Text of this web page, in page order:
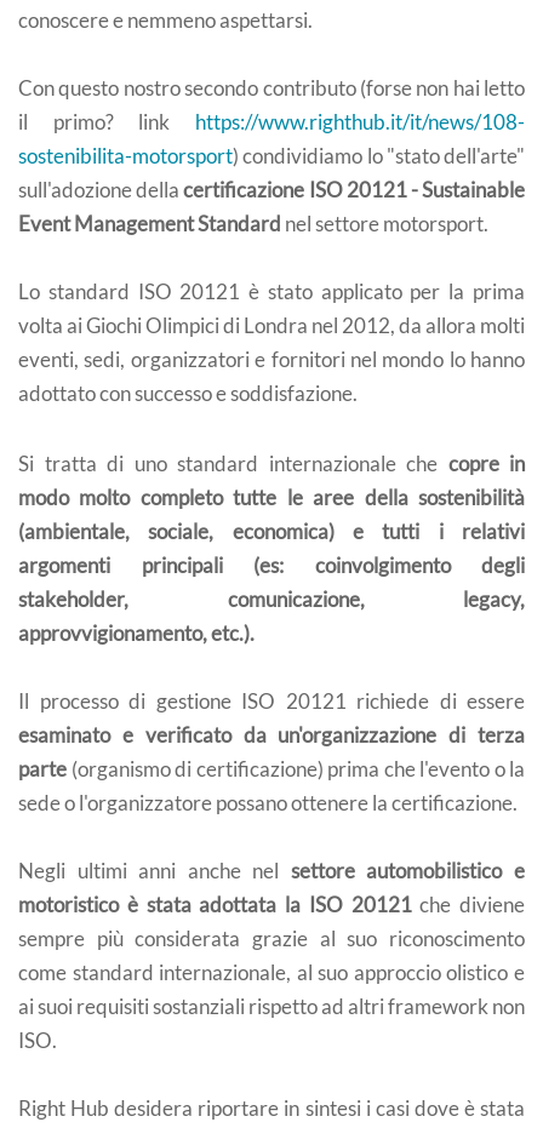
conoscere e nemmeno aspettarsi.
Con questo nostro secondo contributo (forse non hai letto
il primo? link https://www.righthub.it/it/news/108-
sostenibilita-motorsport) condividiamo lo "stato dell'arte"
sull'adozione dellacertificazione ISO 20121 - Sustainable
Event Management Standard nel settore motorsport.
Lo standard ISO 20121 è stato applicato per la prima
volta ai Giochi Olimpici di Londra nel 2012, da allora molti
eventi, sedi, organizzatori e fornitori nel mondo lo hanno
adottato con successo e soddisfazione.
Si tratta di uno standard internazionale che copre in
modo molto completo tutte le aree della sostenibilità
(ambientale, sociale, economica) e tutti i relativi
argomenti principali (es: coinvolgimento degli
stakeholder, comunicazione, legacy,
approvvigionamento, etc.).
Il processo di gestione ISO 20121 richiede di essere
esaminato e verificato da un'organizzazione di terza
parte (organismo di certificazione) prima che l'evento o la
sede o l'organizzatore possano ottenere la certificazione.
Negli ultimi anni anche nel settore automobilistico e
motoristico è stata adottata la ISO 20121che diviene
sempre più considerata grazie al suo riconoscimento
come standard internazionale, al suo approccio olistico e
ai suoi requisiti sostanziali rispetto ad altri framework non
ISO.
Right Hub desidera riportare in sintesi i casi dove è stata